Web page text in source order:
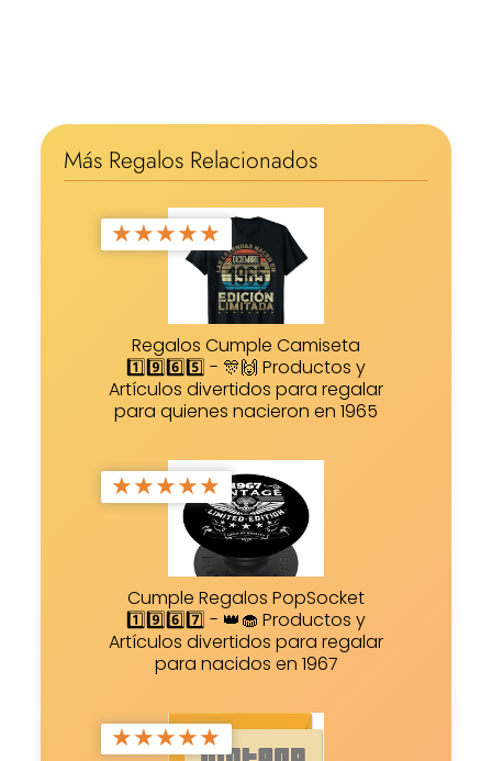
Más Regalos Relacionados
★★★★★
Regalos Cumple Camiseta
1️⃣9️⃣6️⃣5️⃣ - 🎊🙌 Productos y
Artículos divertidos para regalar
para quienes nacieron en 1965
★★★★★
Cumple Regalos PopSocket
1️⃣9️⃣6️⃣7️⃣ - 👑🧁 Productos y
Artículos divertidos para regalar
para nacidos en 1967
★★★★★